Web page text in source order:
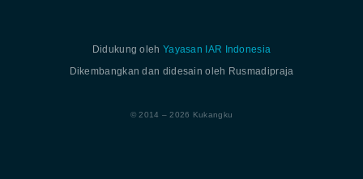
Didukung oleh Yayasan IAR Indonesia
Dikembangkan dan didesain oleh Rusmadipraja
© 2014 – 2026 Kukangku